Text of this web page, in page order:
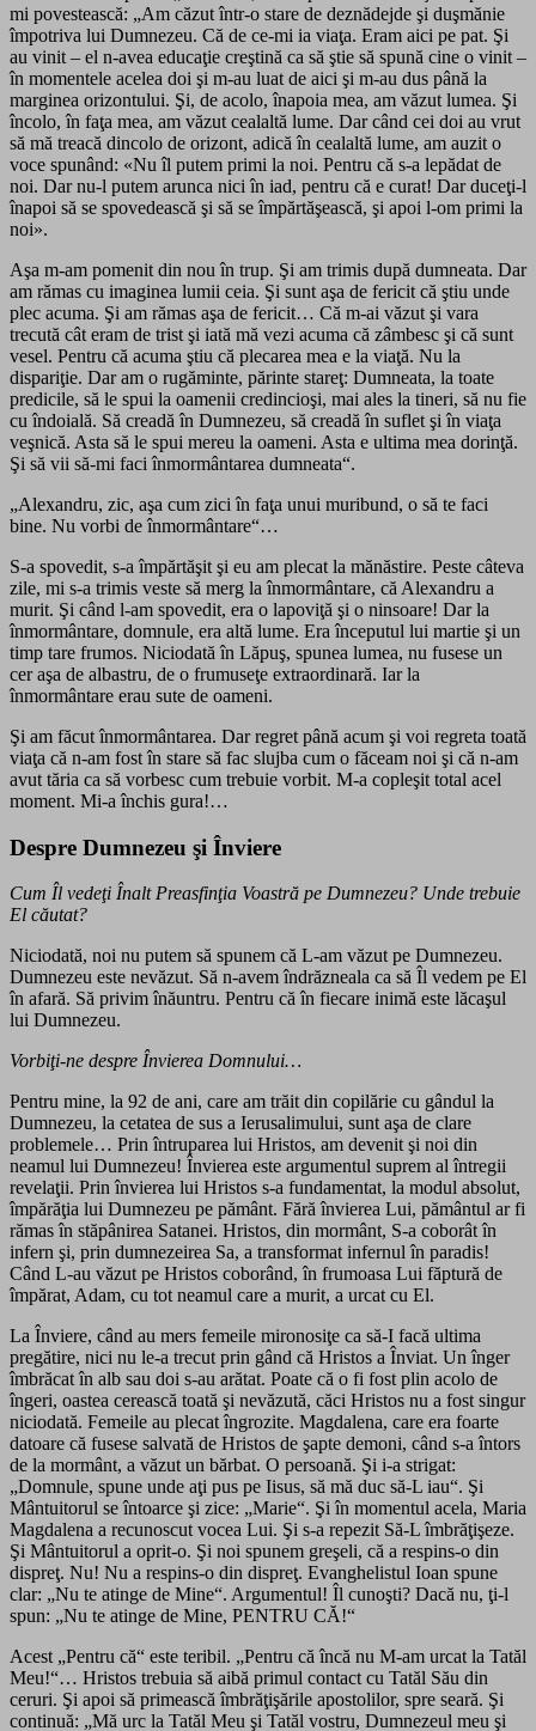
mi povestească: „Am căzut într-o stare de deznădejde şi duşmănie
împotriva lui Dumnezeu. Că de ce-mi ia viaţa. Eram aici pe pat. Şi
au vinit – el n-avea educaţie creştină ca să ştie să spună cine o vinit –
în momentele acelea doi şi m-au luat de aici şi m-au dus până la
marginea orizontului. Şi, de acolo, înapoia mea, am văzut lumea. Şi
încolo, în faţa mea, am văzut cealaltă lume. Dar când cei doi au vrut
să mă treacă dincolo de orizont, adică în cealaltă lume, am auzit o
voce spunând: «Nu îl putem primi la noi. Pentru că s-a lepădat de
noi. Dar nu-l putem arunca nici în iad, pentru că e curat! Dar duceţi-l
înapoi să se spovedească şi să se împărtăşească, şi apoi l-om primi la
noi».
Aşa m-am pomenit din nou în trup. Şi am trimis după dumneata. Dar
am rămas cu imaginea lumii ceia. Şi sunt aşa de fericit că ştiu unde
plec acuma. Şi am rămas aşa de fericit… Că m-ai văzut şi vara
trecută cât eram de trist şi iată mă vezi acuma că zâmbesc şi că sunt
vesel. Pentru că acuma ştiu că plecarea mea e la viaţă. Nu la
dispariţie. Dar am o rugăminte, părinte stareţ: Dumneata, la toate
predicile, să le spui la oamenii credincioşi, mai ales la tineri, să nu fie
cu îndoială. Să creadă în Dumnezeu, să creadă în suflet şi în viaţa
veşnică. Asta să le spui mereu la oameni. Asta e ultima mea dorinţă.
Şi să vii să-mi faci înmormântarea dumneata“.
„Alexandru, zic, aşa cum zici în faţa unui muribund, o să te faci
bine. Nu vorbi de înmormântare“…
S-a spovedit, s-a împărtăşit şi eu am plecat la mănăstire. Peste câteva
zile, mi s-a trimis veste să merg la înmormântare, că Alexandru a
murit. Şi când l-am spovedit, era o lapoviţă şi o ninsoare! Dar la
înmormântare, domnule, era altă lume. Era începutul lui martie şi un
timp tare frumos. Niciodată în Lăpuş, spunea lumea, nu fusese un
cer aşa de albastru, de o frumuseţe extraordinară. Iar la
înmormântare erau sute de oameni.
Şi am făcut înmormântarea. Dar regret până acum şi voi regreta toată
viaţa că n-am fost în stare să fac slujba cum o făceam noi şi că n-am
avut tăria ca să vorbesc cum trebuie vorbit. M-a copleşit total acel
moment. Mi-a închis gura!…
Despre Dumnezeu şi Înviere
Cum Îl vedeţi Înalt Preasfinţia Voastră pe Dumnezeu? Unde trebuie
El căutat?
Niciodată, noi nu putem să spunem că L-am văzut pe Dumnezeu.
Dumnezeu este nevăzut. Să n-avem îndrăzneala ca să Îl vedem pe El
în afară. Să privim înăuntru. Pentru că în fiecare inimă este lăcaşul
lui Dumnezeu.
Vorbiţi-ne despre Învierea Domnului…
Pentru mine, la 92 de ani, care am trăit din copilărie cu gândul la
Dumnezeu, la cetatea de sus a Ierusalimului, sunt aşa de clare
problemele… Prin întruparea lui Hristos, am devenit şi noi din
neamul lui Dumnezeu! Învierea este argumentul suprem al întregii
revelaţii. Prin învierea lui Hristos s-a fundamentat, la modul absolut,
împărăţia lui Dumnezeu pe pământ. Fără învierea Lui, pământul ar fi
rămas în stăpânirea Satanei. Hristos, din mormânt, S-a coborât în
infern şi, prin dumnezeirea Sa, a transformat infernul în paradis!
Când L-au văzut pe Hristos coborând, în frumoasa Lui făptură de
împărat, Adam, cu tot neamul care a murit, a urcat cu El.
La Înviere, când au mers femeile mironosiţe ca să-I facă ultima
pregătire, nici nu le-a trecut prin gând că Hristos a Înviat. Un înger
îmbrăcat în alb sau doi s-au arătat. Poate că o fi fost plin acolo de
îngeri, oastea cerească toată şi nevăzută, căci Hristos nu a fost singur
niciodată. Femeile au plecat îngrozite. Magdalena, care era foarte
datoare că fusese salvată de Hristos de şapte demoni, când s-a întors
de la mormânt, a văzut un bărbat. O persoană. Şi i-a strigat:
„Domnule, spune unde aţi pus pe Iisus, să mă duc să-L iau“. Şi
Mântuitorul se întoarce şi zice: „Marie“. Şi în momentul acela, Maria
Magdalena a recunoscut vocea Lui. Şi s-a repezit Să-L îmbrăţişeze.
Şi Mântuitorul a oprit-o. Şi noi spunem greşeli, că a respins-o din
dispreţ. Nu! Nu a respins-o din dispreţ. Evanghelistul Ioan spune
clar: „Nu te atinge de Mine“. Argumentul! Îl cunoşti? Dacă nu, ţi-l
spun: „Nu te atinge de Mine, PENTRU CĂ!“
Acest „Pentru că“ este teribil. „Pentru că încă nu M-am urcat la Tatăl
Meu!“… Hristos trebuia să aibă primul contact cu Tatăl Său din
ceruri. Şi apoi să primească îmbrăţişările apostolilor, spre seară. Şi
continuă: „Mă urc la Tatăl Meu şi Tatăl vostru, Dumnezeul meu şi